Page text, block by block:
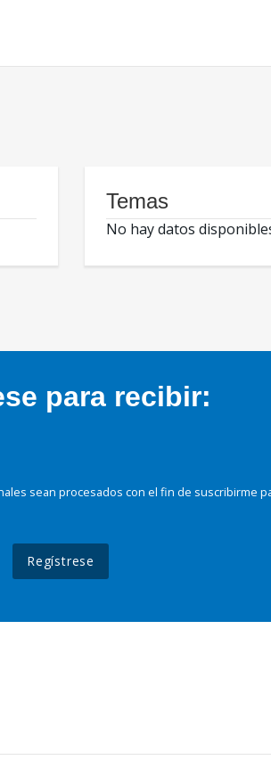
Temas
No hay datos
para recibir:
sean procesados con el fin de suscribirme
Regístrese